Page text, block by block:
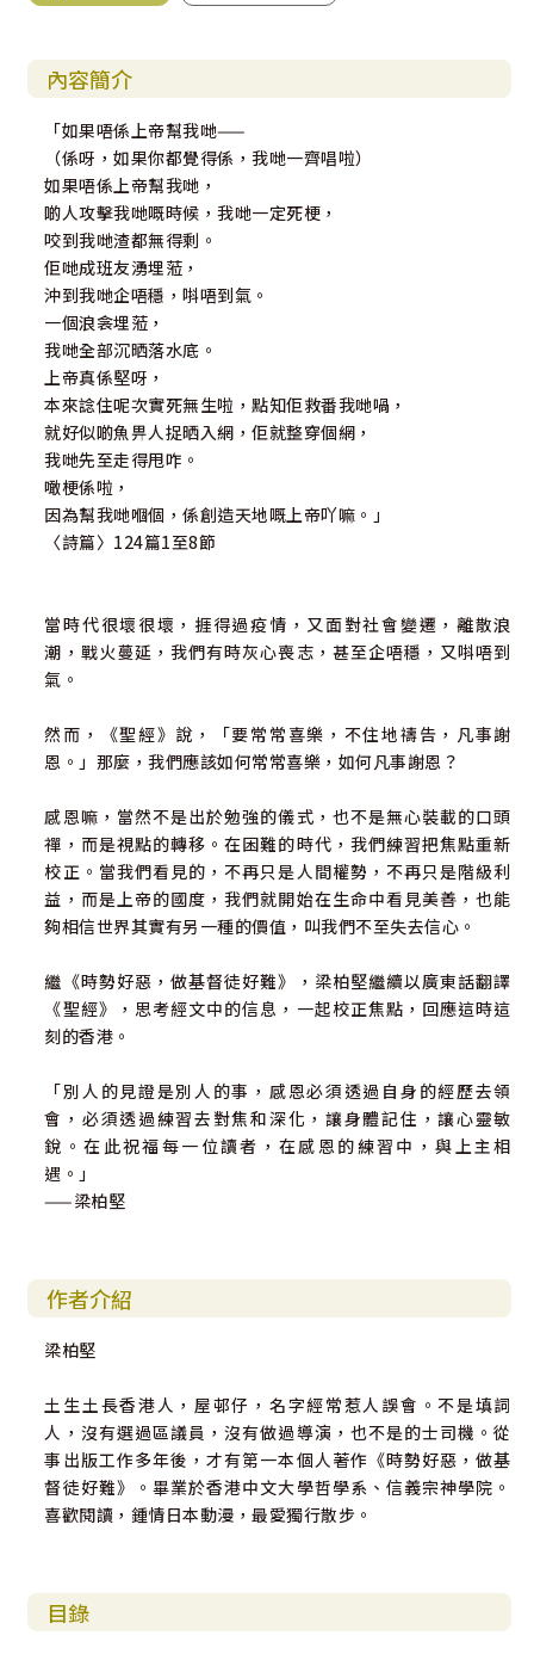
內容簡介
「如果唔係上帝幫我哋——
（係呀，如果你都覺得係，我哋一齊唱啦）
如果唔係上帝幫我哋，
啲人攻擊我哋嘅時候，我哋一定死梗，
咬到我哋渣都無得剩。
佢哋成班友湧埋蒞，
沖到我哋企唔穩，唞唔到氣。
一個浪衾埋蒞，
我哋全部沉晒落水底。
上帝真係堅呀，
本來諗住呢次實死無生啦，點知佢救番我哋喎，
就好似啲魚畀人捉晒入網，佢就整穿個網，
我哋先至走得甩咋。
噉梗係啦，
因為幫我哋嗰個，係創造天地嘅上帝吖嘛。」
〈詩篇〉124篇1至8節
當時代很壞很壞，捱得過疫情，又面對社會變遷，離散浪
潮，戰火蔓延，我們有時灰心喪志，甚至企唔穩，又唞唔到
氣。
然而，《聖經》說，「要常常喜樂，不住地禱告，凡事謝
恩。」那麼，我們應該如何常常喜樂，如何凡事謝恩？
感恩嘛，當然不是出於勉強的儀式，也不是無心裝載的口頭
禪，而是視點的轉移。在困難的時代，我們練習把焦點重新
校正。當我們看見的，不再只是人間權勢，不再只是階級利
益，而是上帝的國度，我們就開始在生命中看見美善，也能
夠相信世界其實有另一種的價值，叫我們不至失去信心。
繼《時勢好惡，做基督徒好難》，梁柏堅繼續以廣東話翻譯
《聖經》，思考經文中的信息，一起校正焦點，回應這時這
刻的香港。
「別人的見證是別人的事，感恩必須透過自身的經歷去領
會，必須透過練習去對焦和深化，讓身體記住，讓心靈敏
銳。在此祝福每一位讀者，在感恩的練習中，與上主相
遇。」
——梁柏堅
作者介紹
梁柏堅
土生土長香港人，屋邨仔，名字經常惹人誤會。不是填詞
人，沒有選過區議員，沒有做過導演，也不是的士司機。從
事出版工作多年後，才有第一本個人著作《時勢好惡，做基
督徒好難》。畢業於香港中文大學哲學系、信義宗神學院。
喜歡閱讀，鍾情日本動漫，最愛獨行散步。
目錄